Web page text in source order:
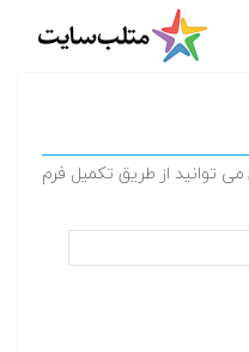
توانید از طریق تکمیل فرم